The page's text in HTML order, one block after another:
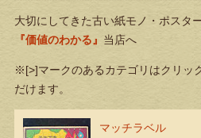
大切にしてきた古い紙モノ・ポスタ
『価値のわかる』 当店へ
※[>]マークのあるカテゴリはクリッ
だけます。
マッチラベル